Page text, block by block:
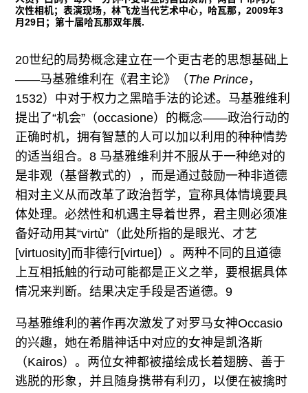
次性相机；表演现场，林飞龙当代艺术中心，哈瓦那，2009年3
月29日；第十届哈瓦那双年展.
20世纪的局势概念建立在一个更古老的思想基础上
——马基雅维利在《君主论》（The Prince，
1532）中对于权力之黑暗手法的论述。马基雅维利
提出了“机会”（occasione）的概念——政治行动的
正确时机，拥有智慧的人可以加以利用的种种情势
的适当组合。8 马基雅维利并不服从于一种绝对的
是非观（基督教式的），而是通过鼓励一种非道德
相对主义从而改革了政治哲学，宣称具体情境要具
体处理。必然性和机遇主导着世界，君主则必须准
备好动用其“virtù”（此处所指的是眼光、才艺
[virtuosity]而非德行[virtue]）。两种不同的且道德
上互相抵触的行动可能都是正义之举，要根据具体
情况来判断。结果决定手段是否道德。9
马基雅维利的著作再次激发了对罗马女神Occasio
的兴趣，她在希腊神话中对应的女神是凯洛斯
（Kairos）。两位女神都被描绘成长着翅膀、善于
逃脱的形象，并且随身携带有利刃，以便在被擒时